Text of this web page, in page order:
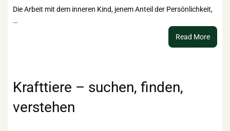
Die Arbeit mit dem inneren Kind, jenem Anteil der Persönlichkeit,
…
Read More:
Krafttiere – suchen, finden,
verstehen